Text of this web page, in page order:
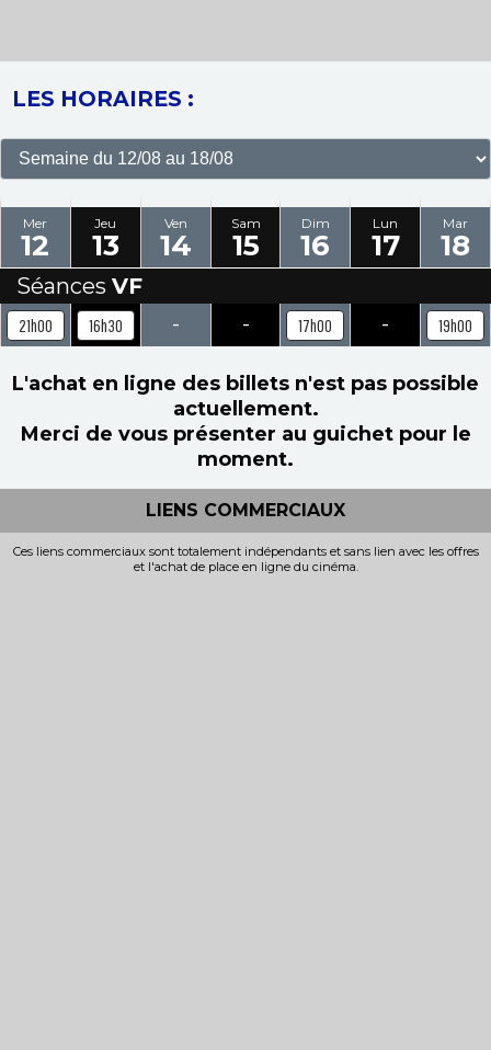
LES HORAIRES :
Mer
12
Jeu
13
Ven
14
Sam
15
Dim
16
Lun
17
Mar
18
Séances VF
21h00 16h30 - - 17h00 - 19h00
L'achat en ligne des billets n'est pas possible
actuellement.
Merci de vous présenter au guichet pour le
moment.
LIENS COMMERCIAUX
Ces liens commerciaux sont totalement indépendants et sans lien avec les offres
et l'achat de place en ligne du cinéma.